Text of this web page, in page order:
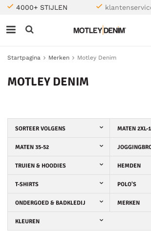
4000+ STIJLEN
Startpagina Merken Motley Denim
MOTLEY DENIM
SORTEER VOLGENS MATEN 2XL-
MATEN 35-52
TRUIEN & HOODIES HEMDEN
T-SHIRTS POLO'S
ONDERGOED & BADKLEDIJ MERKEN
KLEUREN